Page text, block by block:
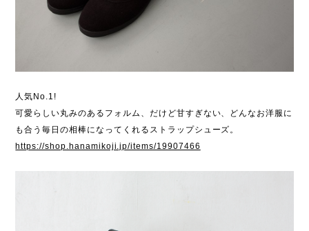
人気No.1!
可愛らしい丸みのあるフォルム、だけど甘すぎない、どんなお洋服に
も合う毎日の相棒になってくれるストラップシューズ。
https://shop.hanamikoji.jp/items/19907466